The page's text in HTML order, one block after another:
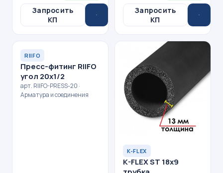
Запросить
КП
Запросить
КП
RIIFO
Пресс-фитинг RIIFO
угол 20x1/2
арт. RIIFO-PRESS-20 ·
Арматура и соединения
K-FLEX
K-FLEX ST 18x9